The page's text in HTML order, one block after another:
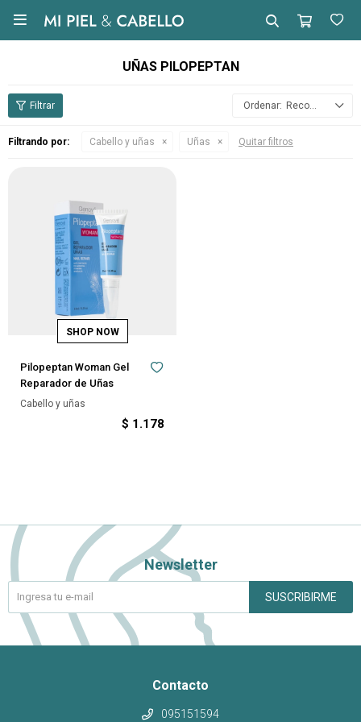

UÑAS PILOPEPTAN
Recomendados
Filtrando por: Cabello y uñas Uñas Quitar filtros
Pilopeptan Woman Gel
Reparador de Uñas
Cabello y uñas
$ 1.178
Contacto
095151594
Newsletter
SUSCRIBIRME